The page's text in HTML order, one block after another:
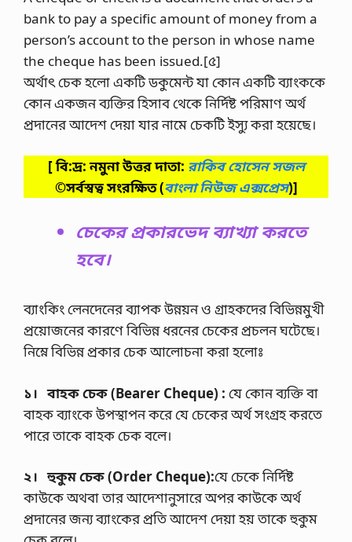
bank to pay a specific amount of money from a
person’s account to the person in whose name
the cheque has been issued.[৫]
অর্থাৎ চেক হলো একটি ডকুমেন্ট যা কোন একটি ব্যাংককে
কোন একজন ব্যক্তির হিসাব থেকে নির্দিষ্ট পরিমাণ অর্থ
প্রদানের আদেশ দেয়া যার নামে চেকটি ইস্যু করা হয়েছে।
[ বি:দ্র: নমুনা উত্তর দাতা: রাকিব হোসেন সজল
©সর্বস্বত্ব সংরক্ষিত(বাংলা নিউজ এক্সপ্রেস)]
চেকের প্রকারভেদ ব্যাখ্যা করতে
হবে।
ব্যাংকিং লেনদেনের ব্যাপক ‍উন্নয়ন ও গ্রাহকদের বিভিন্নমুখী
প্রয়োজনের কারণে বিভিন্ন ধরনের চেকের প্রচলন ঘটেছে।
নিম্নে বিভিন্ন প্রকার চেক আলোচনা করা হলোঃ
১। বাহক চেক(Bearer Cheque) : যে কোন ব্যক্তি বা
বাহক ব্যাংকে উপস্থাপন করে যে চেকের অর্থ সংগ্রহ করতে
পারে তাকে বাহক চেক বলে।
২। হুকুম চেক (Order Cheque):যে চেকে নির্দিষ্ট
কাউকে অথবা তার আদেশানুসারে অপর কাউকে অর্থ
প্রদানের জন্য ব্যাংকের প্রতি আদেশ দেয়া হয় তাকে হুকুম